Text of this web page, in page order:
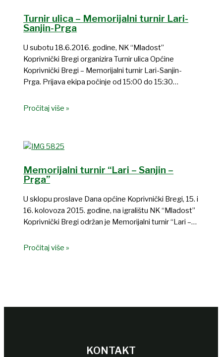
Turnir ulica – Memorijalni turnir Lari-
Sanjin-Prga
U subotu 18.6.2016. godine, NK “Mladost”
Koprivnički Bregi organizira Turnir ulica Općine
Koprivnički Bregi – Memorijalni turnir Lari-Sanjin-
Prga. Prijava ekipa počinje od 15:00 do 15:30…
Pročitaj više »
Memorijalni turnir “Lari – Sanjin –
Prga”
U sklopu proslave Dana općine Koprivnički Bregi, 15. i
16. kolovoza 2015. godine, na igralištu NK “Mladost”
Koprivnički Bregi održan je Memorijalni turnir “Lari –…
Pročitaj više »
KONTAKT